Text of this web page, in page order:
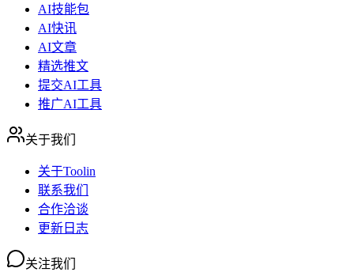
AI技能包
AI快讯
AI文章
精选推文
提交AI工具
推广AI工具
关于我们
关于Toolin
联系我们
合作洽谈
更新日志
关注我们